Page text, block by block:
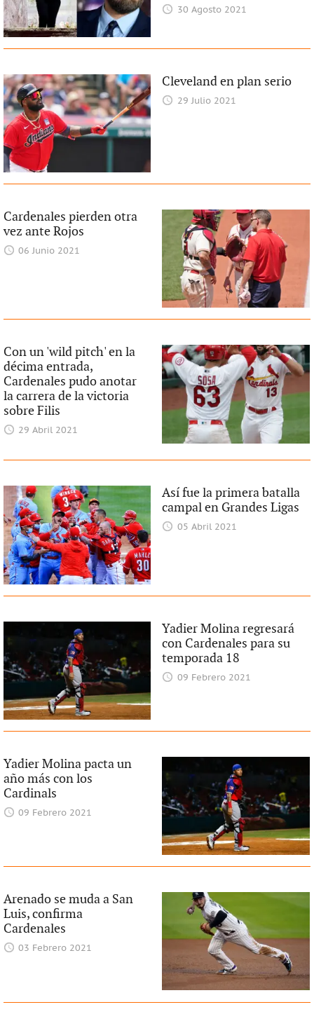
30 Agosto 2021
Cleveland en plan serio
29 Julio 2021
Cardenales pierden otra
vez ante Rojos
06 Junio 2021
Con un 'wild pitch' en la
décima entrada,
Cardenales pudo anotar
la carrera de la victoria
sobre Filis
29 Abril 2021
Así fue la primera batalla
campal en Grandes Ligas
05 Abril 2021
Yadier Molina regresará
con Cardenales para su
temporada 18
09 Febrero 2021
Yadier Molina pacta un
año más con los
Cardinals
09 Febrero 2021
Arenado se muda a San
Luis, confirma
Cardenales
03 Febrero 2021